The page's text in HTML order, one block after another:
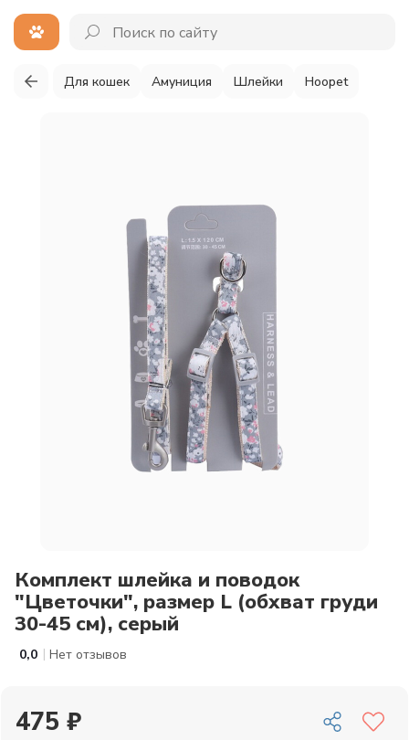
Для кошек Амуниция Шлейки Hoopet
Комплект шлейка и поводок
"Цветочки", размер L (обхват груди
30-45 см), серый
0,0 | Нет отзывов
475 ₽